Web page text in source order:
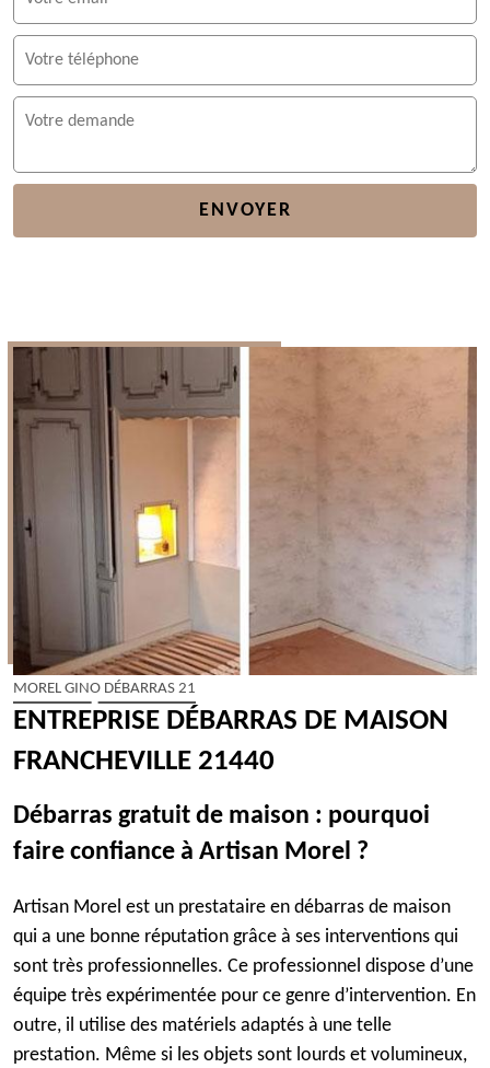
MOREL GINO DÉBARRAS 21
ENTREPRISE DÉBARRAS DE MAISON
FRANCHEVILLE 21440
Débarras gratuit de maison : pourquoi
faire confiance à Artisan Morel ?
Artisan Morel est un prestataire en débarras de maison
qui a une bonne réputation grâce à ses interventions qui
sont très professionnelles. Ce professionnel dispose d’une
équipe très expérimentée pour ce genre d’intervention. En
outre, il utilise des matériels adaptés à une telle
prestation. Même si les objets sont lourds et volumineux,